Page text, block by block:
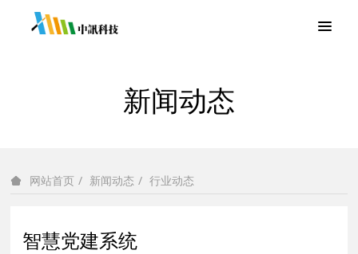
新闻动态
网站首页 新闻动态 行业动态
智慧党建系统